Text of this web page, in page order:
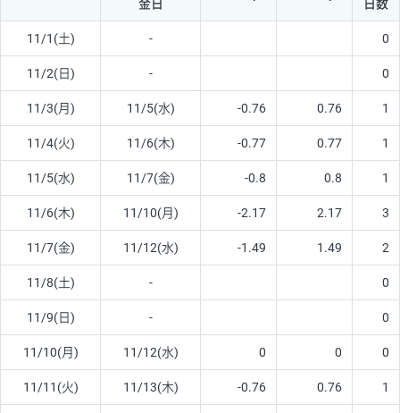
金日
日数
11/1(土) - 0
11/2(日) - 0
11/3(月) 11/5(水) -0.76 0.76 1
11/4(火) 11/6(木) -0.77 0.77 1
11/5(水) 11/7(金) -0.8 0.8 1
11/6(木) 11/10(月) -2.17 2.17 3
11/7(金) 11/12(水) -1.49 1.49 2
11/8(土) - 0
11/9(日) - 0
11/10(月) 11/12(水) 0 0 0
11/11(火) 11/13(木) -0.76 0.76 1